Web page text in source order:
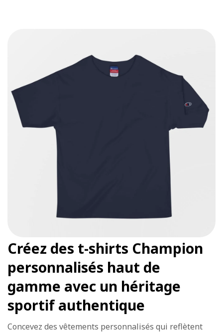
Créez des t-shirts Champion
personnalisés haut de
gamme avec un héritage
sportif authentique
Concevez des vêtements personnalisés qui reflètent